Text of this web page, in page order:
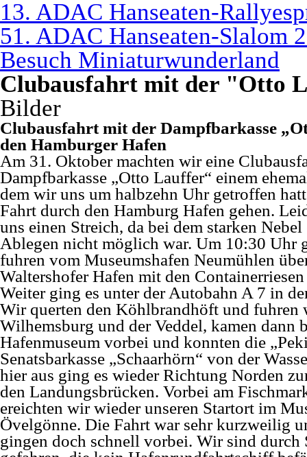
13. ADAC Hanseaten-
51. ADAC Hanseaten-Slalom
Besuch Miniaturwunderland
Clubausfahrt mit der "Otto
Bilder
Clubausfahrt mit der Dampfbarkasse
den Hamburger Hafen
Am 31. Oktober machten wir eine
Dampfbarkasse „Otto Lauffer“ einem
dem wir uns um halbzehn Uhr getroffen
Fahrt durch den Hamburg Hafen gehen.
uns einen Streich, da bei dem starken
Ablegen nicht möglich war. Um 10:30 Uhr
fuhren vom Museumshafen Neumühlen
Waltershofer Hafen mit den
Weiter ging es unter der Autobahn A 7 in
Wir querten den Köhlbrandhöft und fuhren
Wilhemsburg und der Veddel, kamen dann
Hafenmuseum vorbei und konnten die
Senatsbarkasse „Schaarhörn“ von der
hier aus ging es wieder Richtung Norden
den Landungsbrücken. Vorbei am
ereichten wir wieder unseren Startort im
Övelgönne. Die Fahrt war sehr kurzweilig
gingen doch schnell vorbei. Wir sind durch